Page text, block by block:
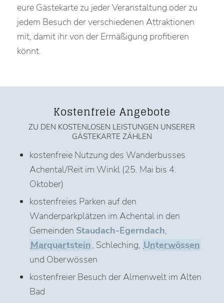
eure Gästekarte zu jeder Veranstaltung oder zu
jedem Besuch der verschiedenen Attraktionen
mit, damit ihr von der Ermäßigung profitieren
könnt.
Kostenfreie Angebote
ZU DEN KOSTENLOSEN LEISTUNGEN UNSERER
GÄSTEKARTE ZÄHLEN
kostenfreie Nutzung des Wanderbusses
Achental/Reit im Winkl (25. Mai bis 4.
Oktober)
kostenfreies Parken auf den
Wanderparkplätzen im Achental in den
Gemeinden Staudach-Egerndach,
Marquartstein, Schleching, Unterwössen
und Oberwössen
kostenfreier Besuch der Almenwelt im Alten
Bad